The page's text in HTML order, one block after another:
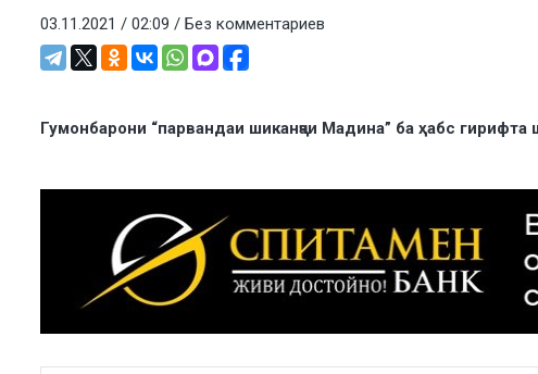
03.11.2021 / 02:09 / Без комментариев
Гумонбарони “парвандаи шиканҷаи Мадина” ба ҳабс гирифта